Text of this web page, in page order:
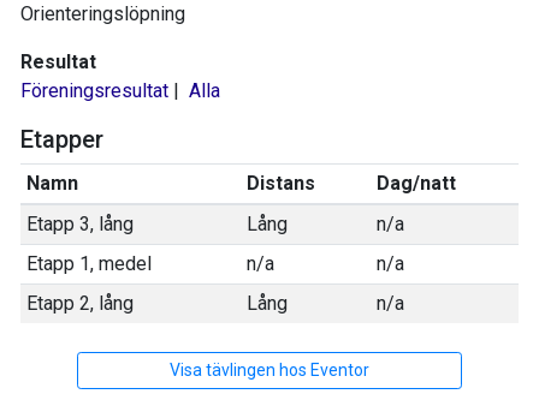
Orienteringslöpning
Resultat
Föreningsresultat | Alla
Etapper
Namn Distans
Dag/natt
Etapp 3, lång
Lång
n/a
Etapp 1, medel
n/a
n/a
Etapp 2, lång
Lång n/a
Visa tävlingen hos Eventor